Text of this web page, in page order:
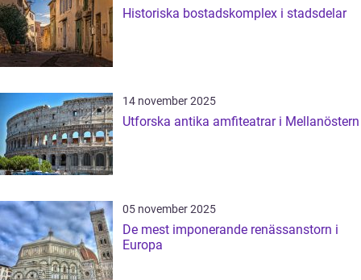
Historiska bostadskomplex i stadsdelar
14 november 2025
Utforska antika amfiteatrar i Mellanöstern
05 november 2025
De mest imponerande renässanstorn i
Europa